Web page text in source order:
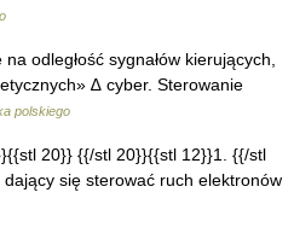
odległość sygnałów kierujących,
∆ cyber. Sterowanie
polskiego
20}} {{/stl 20}}{{stl 12}}1. {{/stl
się sterować ruch elektronów